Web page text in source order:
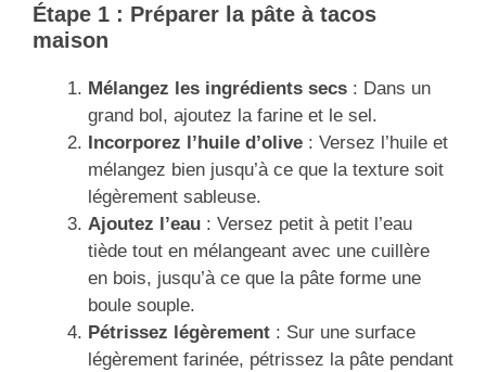
Étape 1 : Préparer la pâte à tacos
maison
Mélangez les ingrédients secs : Dans un
grand bol, ajoutez la farine et le sel.
Incorporez l’huile d’olive : Versez l’huile et
mélangez bien jusqu’à ce que la texture soit
légèrement sableuse.
Ajoutez l’eau : Versez petit à petit l’eau
tiède tout en mélangeant avec une cuillère
en bois, jusqu’à ce que la pâte forme une
boule souple.
Pétrissez légèrement : Sur une surface
légèrement farinée, pétrissez la pâte pendant